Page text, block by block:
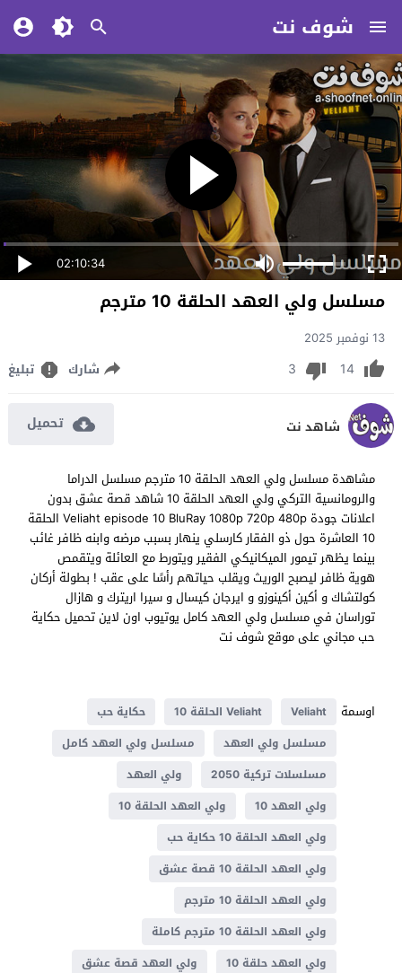
شوف نت
02:10:34
مسلسل ولي العهد الحلقة 10 مترجم
13 نوفمبر 2025
14
3 شارك تبليغ
شاهد نت تحميل
مشاهدة مسلسل ولي العهد الحلقة 10 مترجم مسلسل الدراما
والرومانسية التركي ولي العهد الحلقة 10 شاهد قصة عشق بدون
اعلانات جودة Veliaht episode 10 BluRay 1080p 720p 480p الحلقة
10 العاشرة حول ذو الفقار كارسلي ينهار بسبب مرضه وابنه ظافر غائب
بينما يظهر تيمور الميكانيكي الفقير ويتورط مع العائلة ويتقمص
هوية ظافر ليصبح الوريث ويقلب حياتهم رأسًا على عقب ! بطولة أركان
كولتشاك و أكين أكينوزو و ايرجان كيسال و سيرا اريترك و هازال
توراسان في مسلسل ولي العهد كامل يوتيوب اون لاين تحميل حكاية
حب مجاني على موقع شوف نت
اوسمة Veliaht Veliaht الحلقة 10
حكاية حب
مسلسل ولي العهد
مسلسل ولي العهد كامل
مسلسلات تركية 2050
ولي العهد
ولي العهد 10
ولي العهد الحلقة 10
ولي العهد الحلقة 10 حكاية حب
ولي العهد الحلقة 10 قصة عشق
ولي العهد الحلقة 10 مترجم
ولي العهد الحلقة 10 مترجم كاملة
ولي العهد حلقة 10
ولي العهد قصة عشق